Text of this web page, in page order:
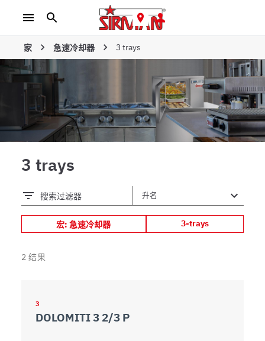
家 急速冷却器 3 trays
3 trays
搜索过滤器
宏: 急速冷却器 3-trays
2 结果
3
DOLOMITI 3 2/3 P